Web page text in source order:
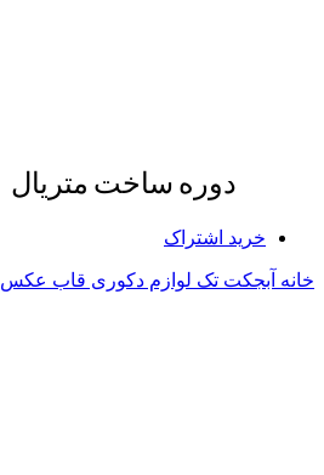
دوره ساخت متریال
خرید اشتراک
خانه آبجکت تک لوازم دکوری قاب عکس